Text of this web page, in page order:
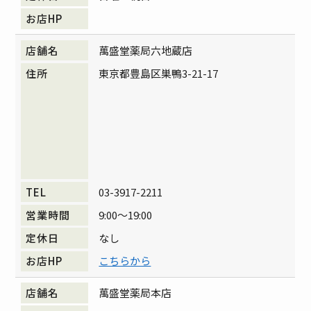
萬盛堂薬局六地蔵店
東京都豊島区巣鴨3-21-17
03-3917-2211
9:00～19:00
なし
こちらから
萬盛堂薬局本店